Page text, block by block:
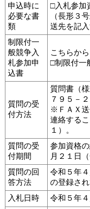
申込時に
必要な書
類
□入札参加
（長形３
送先を記入
制限付一
般競争入
札参加申
込書
こちらか
□制限付一
質問の受
付方法
質問書（
７９５－
※ＦＡＸ送
連絡する
１）。
質問の受
付期間
参加資格
月２１日
質問の回
答方法
令和５年
の登録さ
入札日時
令和５年